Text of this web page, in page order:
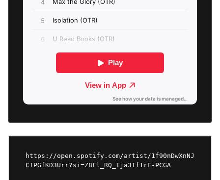
https://open.spotify.com/artist/1f90nDwXnNJ
CIPGfKD3Urr?si=Z8Fl_RQ_Tja3If1rE-PCGA